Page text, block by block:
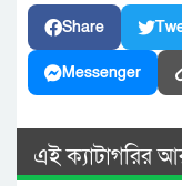
Share
Messenger
এই ক্যাটাগরির